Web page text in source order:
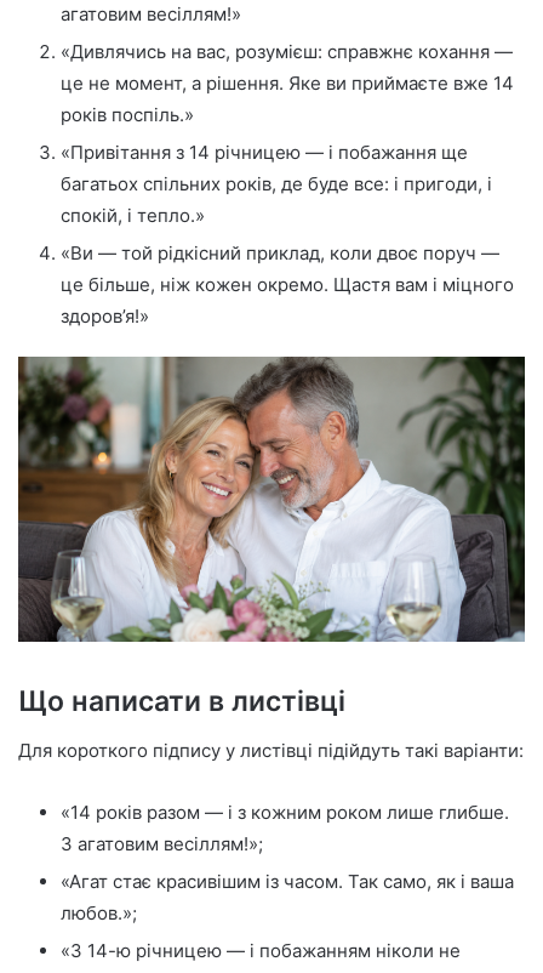
агатовим весіллям!»
«Дивлячись на вас, розумієш: справжнє кохання —
це не момент, а рішення. Яке ви приймаєте вже 14
років поспіль.»
«Привітання з 14 річницею — і побажання ще
багатьох спільних років, де буде все: і пригоди, і
спокій, і тепло.»
«Ви — той рідкісний приклад, коли двоє поруч —
це більше, ніж кожен окремо. Щастя вам і міцного
здоров’я!»
Що написати в листівці
Для короткого підпису у листівці підійдуть такі варіанти:
«14 років разом — і з кожним роком лише глибше.
З агатовим весіллям!»;
«Агат стає красивішим із часом. Так само, як і ваша
любов.»;
«З 14-ю річницею — і побажанням ніколи не